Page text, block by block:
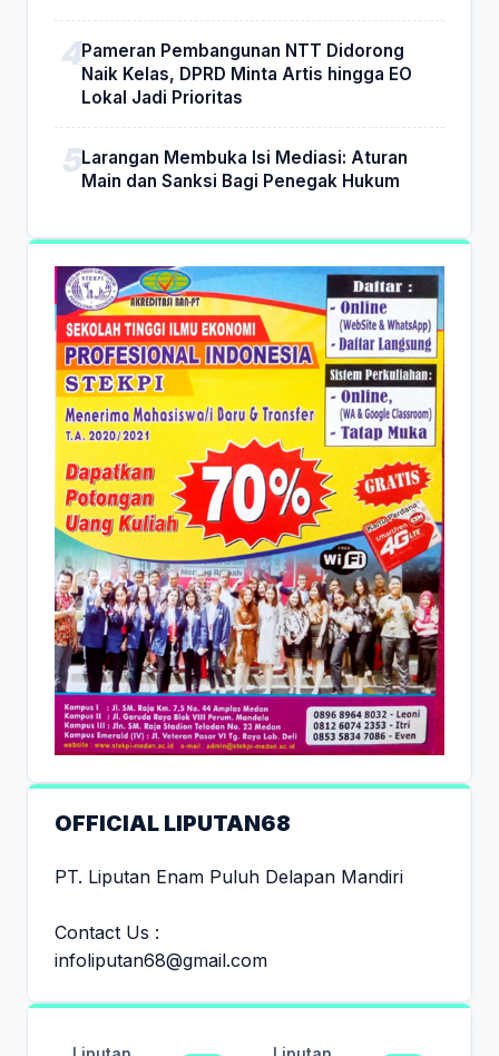
Pameran Pembangunan NTT Didorong
Naik Kelas, DPRD Minta Artis hingga EO
Lokal Jadi Prioritas
Larangan Membuka Isi Mediasi: Aturan
Main dan Sanksi Bagi Penegak Hukum
OFFICIAL LIPUTAN68
PT. Liputan Enam Puluh Delapan Mandiri
Contact Us :
infoliputan68@gmail.com